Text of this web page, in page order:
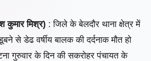
कुमार मिश्र) : जिले के बेलदौर थाना क्षेत्र में
से डेढ वर्षीय बालक की दर्दनाक मौत हो
गुरुवार के दिन की सकरोहर पंचायत के